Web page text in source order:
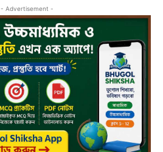
- Advertisement -